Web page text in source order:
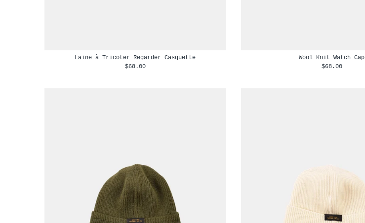
Laine à Tricoter Regarder Casquette
$68.00
Wool Knit Watch Cap
$68.00